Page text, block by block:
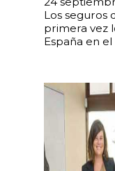
­Los seguros
primera vez
España en